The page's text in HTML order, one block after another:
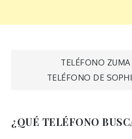
entradas
TELÉFONO
TELÉFONO DE
¿QUÉ TELÉFONO